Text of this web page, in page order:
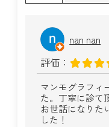
nan nan
評価：
マンモグラフィ
た。丁寧に診て
お世話になりた
した！